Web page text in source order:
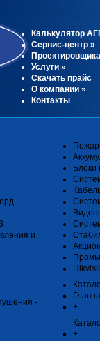
Калькулятор
Сервис-центр»
Услуги»
Скачать прайс
О компании»
Контакты
и
-
Блоки
+
+